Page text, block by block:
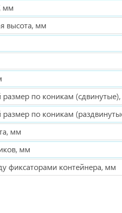
мм
высота, мм
размер по коникам
размер по коникам
мм
мм
фиксаторами контейнера, мм